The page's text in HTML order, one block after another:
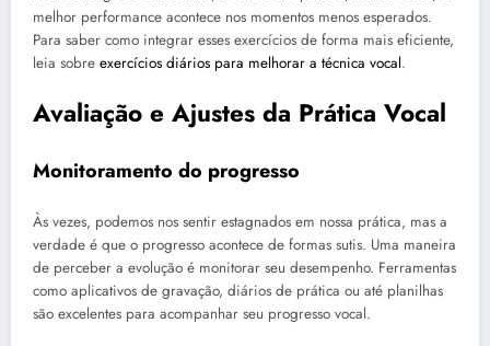
melhor performance acontece nos momentos menos esperados.
Para saber como integrar esses exercícios de forma mais eficiente,
leia sobre exercícios diários para melhorar a técnica vocal.
Avaliação e Ajustes da Prática Vocal
Monitoramento do progresso
Às vezes, podemos nos sentir estagnados em nossa prática, mas a
verdade é que o progresso acontece de formas sutis. Uma maneira
de perceber a evolução é monitorar seu desempenho. Ferramentas
como aplicativos de gravação, diários de prática ou até planilhas
são excelentes para acompanhar seu progresso vocal.